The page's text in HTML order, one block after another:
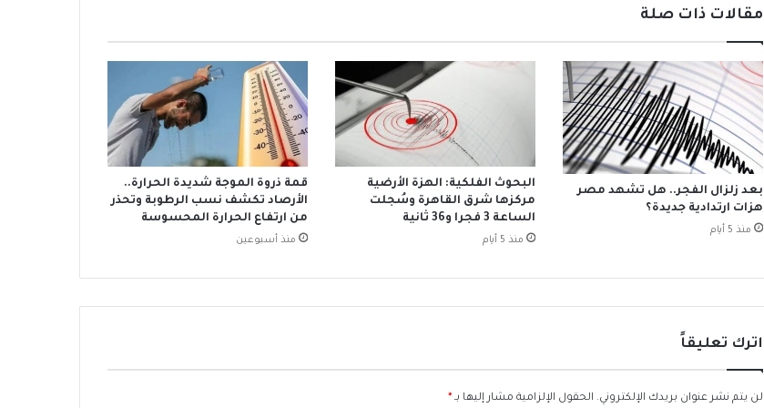
ا
ل
م
ص
ي
ي
ر
ض
ج
م
ا
إ
خ
ت
ا
ر
ه
ت
ر
م
ب
م
رً
ه
مقالات ذات صلة
بعد زلزال الفجر.. هل تشهد مصر
هزات ارتدادية جديدة؟
منذ 5 أيام
البحوث الفلكية: الهزة الأرضية
مركزها شرق القاهرة وسُجلت
الساعة 3 فجرا و36 ثانية
منذ 5 أيام
قمة ذروة الموجة شديدة الحرارة..
الأرصاد تكشف نسب الرطوبة وتحذر
من ارتفاع الحرارة المحسوسة
منذ أسبوعين
اترك تعليقاً
لن يتم نشر عنوان بريدك الإلكتروني. الحقول الإلزامية مشار إليها بـ *